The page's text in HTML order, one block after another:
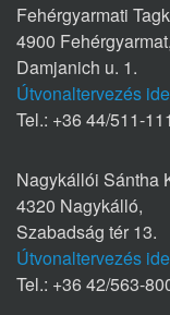
Fehérgyarmati
4900 Fehérgyarmat,
Damjanich u. 1.
Útvonaltervezés
Tel.: +36 44/511-111
Nagykállói Sántha
4320 Nagykálló,
Szabadság tér 13.
Útvonaltervezés
Tel.: +36 42/563-